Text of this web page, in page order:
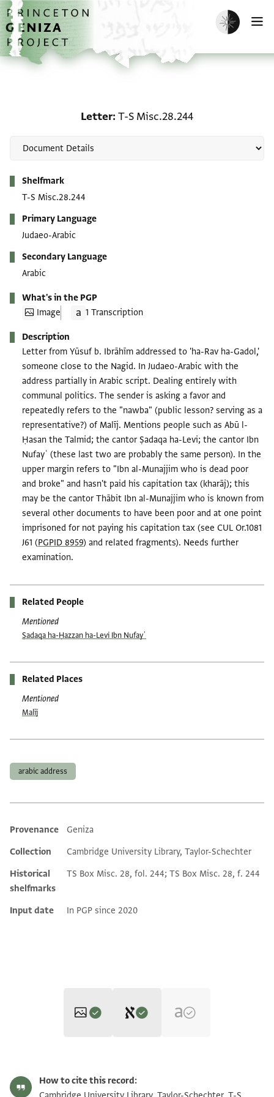
Skip to main content
home
Enable dark
Letter T-S Misc.28.244
Shelfmark
T-S Misc.28.244
Primary Language
Judaeo-Arabic
Secondary Language
Arabic
What's in the PGP
Image
1 Transcription
Description
Letter from Yūsuf b. Ibrāhīm addressed to 'ha-Rav ha-Gadol,'
someone close to the Nagid. In Judaeo-Arabic with the
address partially in Arabic script. Dealing entirely with
communal politics. The sender is asking a favor and
repeatedly refers to the "nawba" (public lesson? serving as a
representative?) of Malīj. Mentions people such as Abū l-
Ḥasan the Talmid; the cantor Ṣadaqa ha-Levi; the cantor Ibn
Nufayʿ (these last two are probably the same person). In the
upper margin refers to "Ibn al-Munajjim who is dead poor
and broke" and hasn't paid his capitation tax (kharāj); this
may be the cantor Thābit Ibn al-Munajjim who is known from
several other documents to have been poor and at one point
imprisoned for not paying his capitation tax (see CUL Or.1081
J61 (PGPID 8959) and related fragments). Needs further
examination.
Related People
Mentioned
Ṣadaqa ha-Ḥazzan ha-Levi Ibn Nufayʿ
Related Places
Mentioned
Malīj
arabic address
Additional metadata
Provenance
Geniza
Collection
Cambridge University Library, Taylor-Schechter
Historical
shelfmarks
TS Box Misc. 28, fol. 244; TS Box Misc. 28, f. 244
Input date In PGP since 2020
Alan Elbaum's digital edition (2024).
Recto
T-S Misc.28.244 1v Zoom and Rotate
How to cite this record: